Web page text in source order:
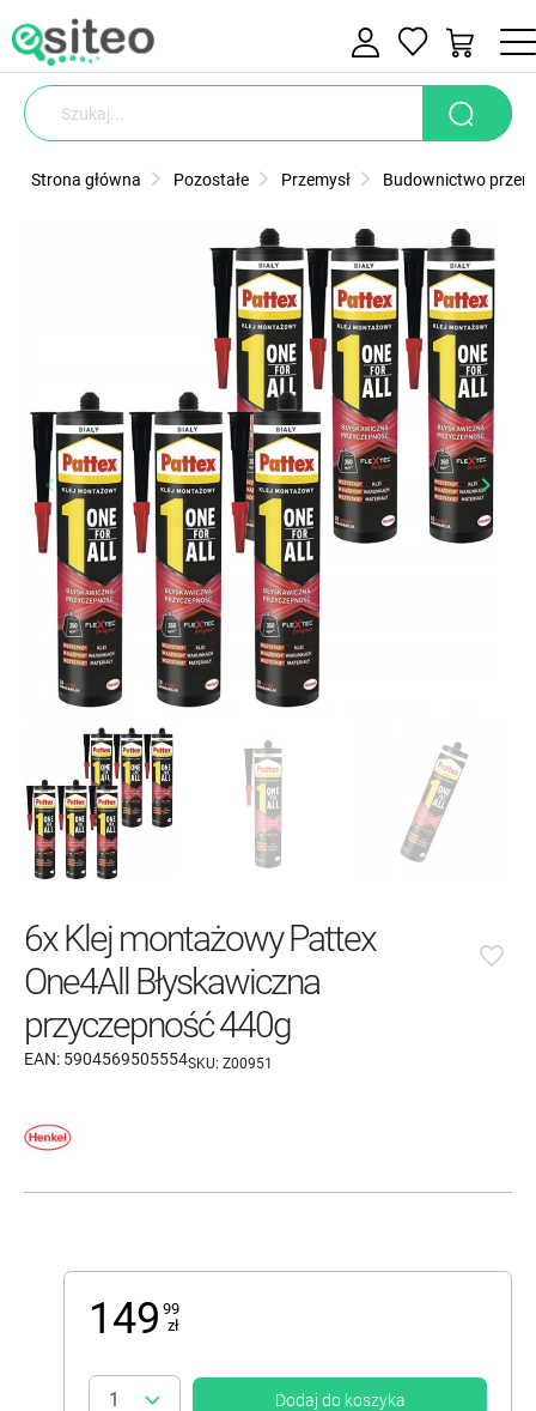
Strona główna Pozostałe Przemysł Budownictwo
Poprzedni
keyboard_arrow_left keyboard_arrow_right
6x Klej montażowy Pattex
One4All Błyskawiczna
przyczepność 440g
EAN: 5904569505554SKU: Z00951
favorite_border
149 99
zł
Dodaj do koszyka